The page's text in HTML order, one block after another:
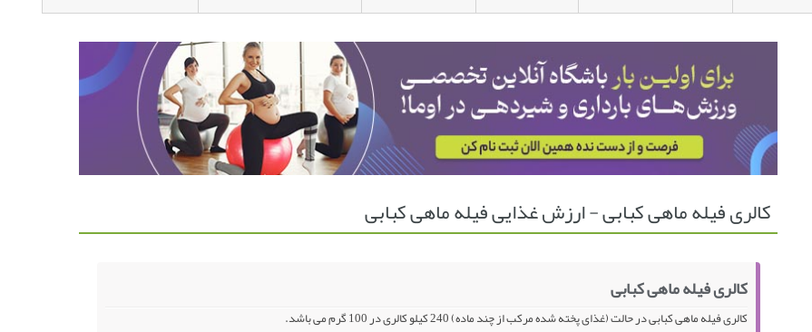
کالری فیله ماهی کبابی - ارزش غذایی فیله ماهی کبابی
کالری فیله ماهی کبابی
کالری فیله ماهی کبابی در حالت (غذای پخته شده مرکب از چند ماده) 240 کیلو کالری در 100 گرم می باشد.